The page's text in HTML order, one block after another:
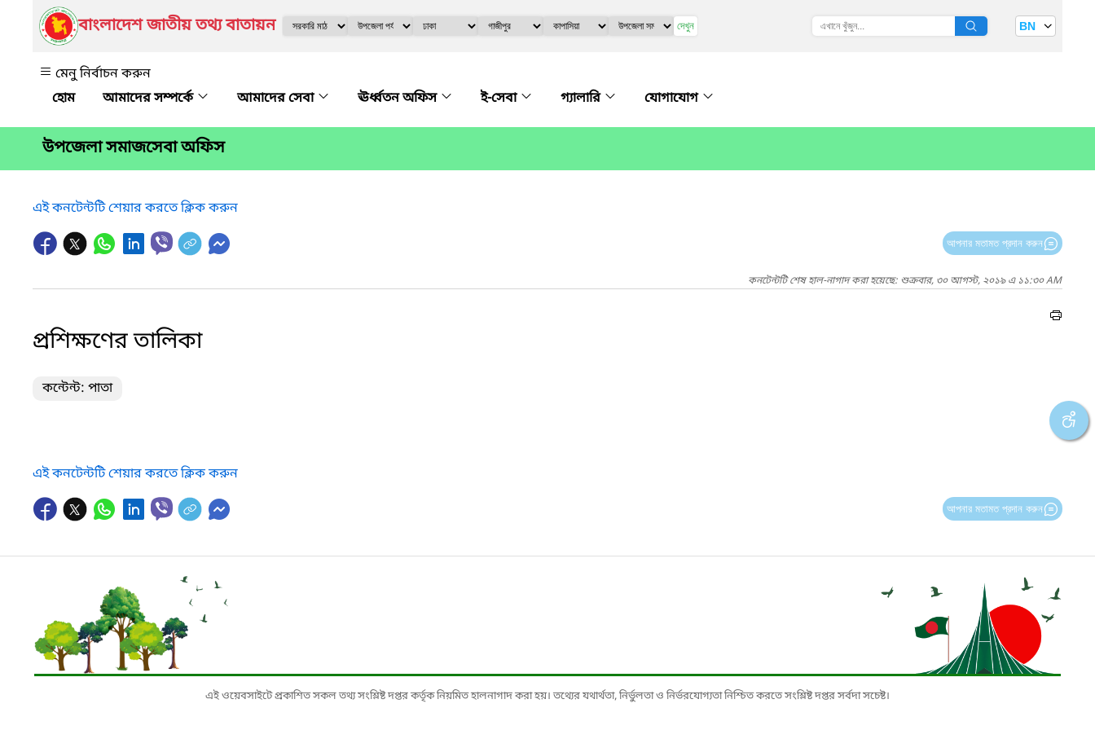
বাংলাদেশ জাতীয় তথ্য বাতায়ন দেখুন BN
মেনু নির্বাচন করুন
আমাদের সম্পর্কে
আমাদের সেবা ঊর্ধ্বতন অফিস ই-সেবা গ্যালারি যোগাযোগ
উপজেলা সমাজসেবা অফিস
এই কনটেন্টটি শেয়ার করতে ক্লিক করুন
আপনার মতামত প্রদান করুন
কনটেন্টটি শেষ হাল-নাগাদ করা হয়েছে: শুক্রবার, ৩০ আগস্ট, ২০১৯ এ ১১:৩০ AM
প্রশিক্ষণের তালিকা
কন্টেন্ট: পাতা
এই কনটেন্টটি শেয়ার করতে ক্লিক করুন
আপনার মতামত প্রদান করুন
এই ওয়েবসাইটে প্রকাশিত সকল তথ্য সংশ্লিষ্ট দপ্তর কর্তৃক নিয়মিত হালনাগাদ করা হয়। তথ্যের যথার্থতা, নির্ভুলতা ও নির্ভরযোগ্যতা নিশ্চিত করতে সংশ্লিষ্ট দপ্তর সর্বদা সচেষ্ট।